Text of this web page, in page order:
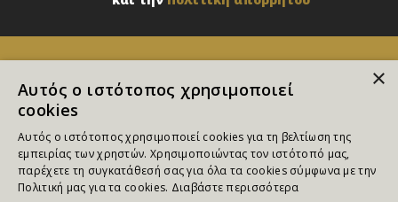
Επικοινωνία
×
Αυτός ο ιστότοπος χρησιμοποιεί
cookies
Αυτός ο ιστότοπος χρησιμοποιεί cookies για τη βελτίωση της
εμπειρίας των χρηστών. Χρησιμοποιώντας τον ιστότοπό μας,
παρέχετε τη συγκατάθεσή σας για όλα τα cookies σύμφωνα με την
Πολιτική μας για τα cookies. Διαβάστε περισσότερα